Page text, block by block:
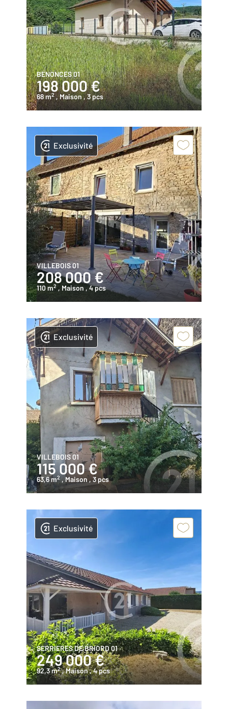
BENONCES 01
198 000 €
68 m2 , Maison, 3 pcs
Exclusivité
VILLEBOIS 01
208 000 €
110 m2 , Maison , 4 pcs
Exclusivité
VILLEBOIS 01
115 000 €
63,6 m2 , Maison , 3 pcs
Exclusivité
SERRIERES DE BRIORD 01
249 000 €
92,3 m2 , Maison, 4 pcs